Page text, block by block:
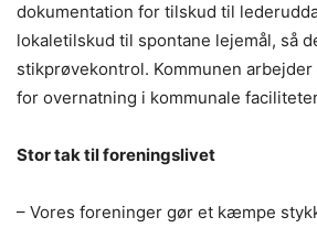
dokumentation for tilskud til
lokaletilskud til spontane lejemål, så
stikprøvekontrol. Kommunen
for overnatning i kommunale
Stor tak til foreningslivet
– Vores foreninger gør et kæmpe